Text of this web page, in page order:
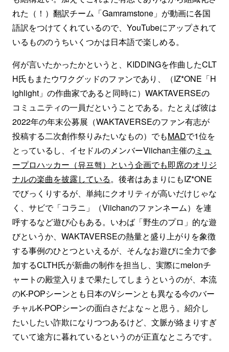
れた（！）翻訳チーム「Gamramstone」が動画に各国
語訳をつけてくれているので、YouTubeにアップされて
いるもののうちいくつかは日本語で楽しめる。
何が言いたかったかというと、KIDDINGを作曲したCLT
H氏もまたウワクグッドのファンであり、（IZ*ONE「H
ighlight」の作曲家であると同時に）WAKTAVERSEの
コミュニティの一員だということである。たとえば彼は
2022年の年末公募展（WAKTAVERSEのファン有志が
投稿する二次創作祭りみたいなもの）でもMADで1位を
とっているし、イセドルのメンバーViichan主催のミュ
ープロハッカー（뮤프핵）という企画でも即席のオリジ
ナルの楽曲を披露している。後者はあまりにもIZ*ONE
でびっくりするが、単純にクオリティが高いだけじゃな
く、サビで「コラニ」（Viichanのファンネーム）を連
呼するなど遊び心もある。いわば「野生のプロ」的な遊
びというか、WAKTAVERSEの熱量と盛り上がりを象徴
する事例のひとつといえるが、そんなお遊びに全力で参
加するCLTH氏が新曲の制作を担当し、実際にmelonチ
ャートの殿堂入りまで果たしてしまうというのが、本流
のK-POPシーンとも日本のVシーンとも異なる今のバー
チャルK-POPシーンの面白さだよな～と思う。紹介し
たいしたい詐欺になりつつあるけど、文脈が絡まりすぎ
ていて途方に暮れているというのが正直なところです。